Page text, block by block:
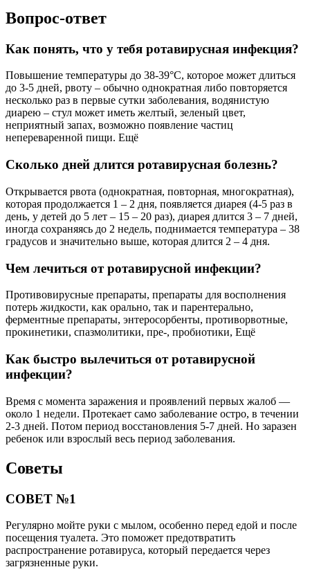
Вопрос-ответ
Как понять, что у тебя ротавирусная инфекция?
Повышение температуры до 38-39°C, которое может длиться
до 3-5 дней, рвоту – обычно однократная либо повторяется
несколько раз в первые сутки заболевания, водянистую
диарею – стул может иметь желтый, зеленый цвет,
неприятный запах, возможно появление частиц
непереваренной пищи. Ещё
Сколько дней длится ротавирусная болезнь?
Открывается рвота (однократная, повторная, многократная),
которая продолжается 1 – 2 дня, появляется диарея (4-5 раз в
день, у детей до 5 лет – 15 – 20 раз), диарея длится 3 – 7 дней,
иногда сохраняясь до 2 недель, поднимается температура – 38
градусов и значительно выше, которая длится 2 – 4 дня.
Чем лечиться от ротавирусной инфекции?
Противовирусные препараты, препараты для восполнения
потерь жидкости, как орально, так и парентерально,
ферментные препараты, энтеросорбенты, противорвотные,
прокинетики, спазмолитики, пре-, пробиотики, Ещё
Как быстро вылечиться от ротавирусной
инфекции?
Время с момента заражения и проявлений первых жалоб —
около 1 недели. Протекает само заболевание остро, в течении
2-3 дней. Потом период восстановления 5-7 дней. Но заразен
ребенок или взрослый весь период заболевания.
Советы
СОВЕТ №1
Регулярно мойте руки с мылом, особенно перед едой и после
посещения туалета. Это поможет предотвратить
распространение ротавируса, который передается через
загрязненные руки.